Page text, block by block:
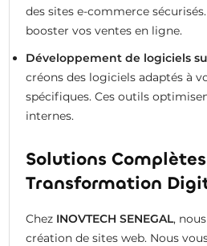
des sites e-commerce
booster vos ventes en ligne.
Développement de logiciels
créons des logiciels adaptés à
spécifiques. Ces outils
internes.
Solutions
Transformation
Chez INOVTECH SENEGAL,
création de sites web. Nous